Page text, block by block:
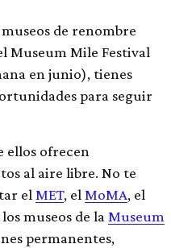
de renombre
Museum Mile Festival
en junio), tienes
para seguir
ellos ofrecen
al aire libre. No te
el MET, el MoMA, el
museos de la Museum
permanentes,